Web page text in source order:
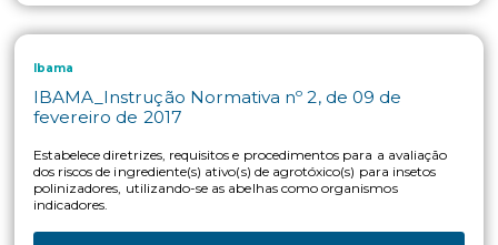
VISUALIZAR
Mapa
MAPA_Instrução Normativa nº 26, de 21 de
de 2017